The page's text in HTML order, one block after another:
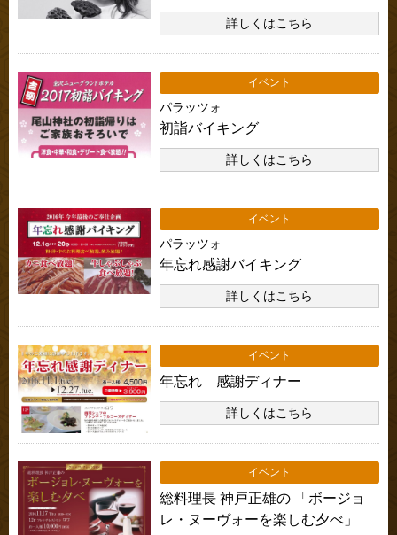
詳しくはこちら
イベント
パラッツォ
初詣バイキング
詳しくはこちら
イベント
パラッツォ
年忘れ感謝バイキング
詳しくはこちら
イベント
年忘れ 感謝ディナー
詳しくはこちら
イベント
総料理長 神戸正雄の 「ボージョ
レ・ヌーヴォーを楽しむ夕べ」